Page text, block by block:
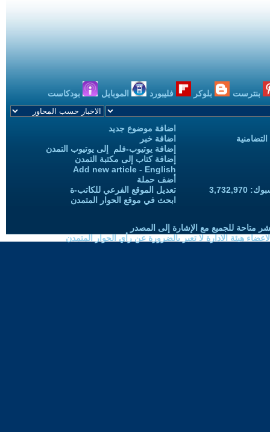
بنترست بلوكر فليبورد الموبايل بودكاست
اضافة موضوع جديد
اضافة خبر
إضافة يوتيوب-فلم إلى يوتيوب التمدن
إضافة كتاب إلى مكتبة التمدن
Add new article - English
أضف حملة
تعديل الموقع الفرعي للكاتب-ة
ابحث في موقع الحوار المتمدن
متاحة للجميع مع الإشارة إلى المصدر
هيئة الادارة لا تعبر بالضرورة عن رأي الحوار المتمدن